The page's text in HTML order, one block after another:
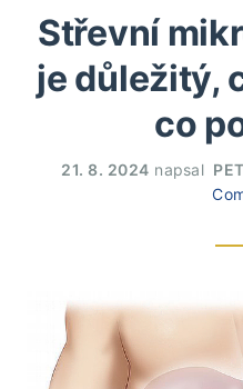
Střevní
je důležitý,
co
21. 8. 2024 napsal